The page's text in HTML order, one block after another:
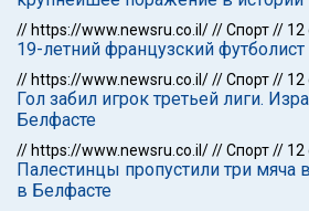
// https://www.newsru.co.il///Спорт// 12
19-летний французский
// https://www.newsru.co.il///Спорт// 12
Гол забил игрок третьей лиги.
Белфасте
// https://www.newsru.co.il///Спорт// 12
Палестинцы пропустили три мяча
в Белфасте